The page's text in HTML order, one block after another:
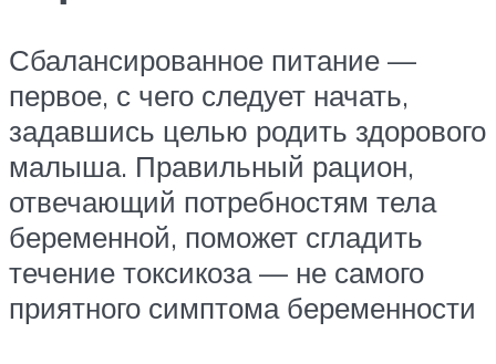
Сбалансированное питание —
первое, с чего следует начать,
задавшись целью родить здорового
малыша. Правильный рацион,
отвечающий потребностям тела
беременной, поможет сгладить
течение токсикоза — не самого
приятного симптома беременности